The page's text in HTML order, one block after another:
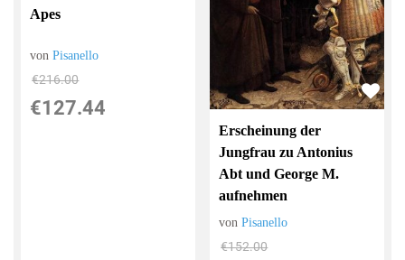
Apes
vonPisanello
€216.00
€127.44
Erscheinung der
Jungfrau zu Antonius
Abt und George M.
aufnehmen
vonPisanello
€152.00